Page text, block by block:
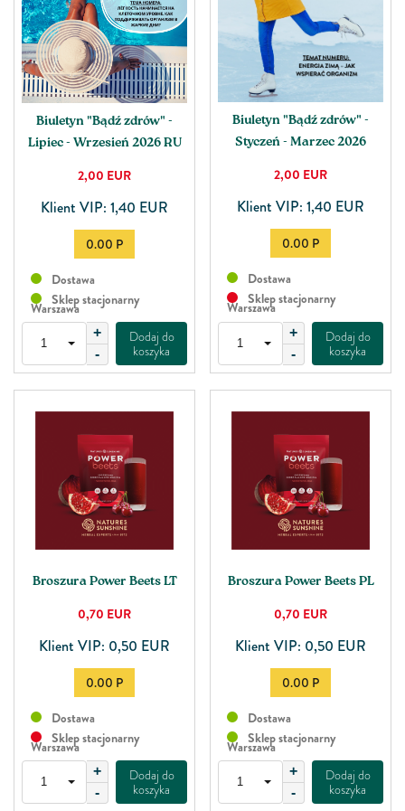
Biuletyn "Bądź zdrów" -
Lipiec - Wrzesień 2026 RU
2,00 EUR
Klient VIP: 1,40 EUR
0.00 P
Dostawa
Sklep stacjonarny
Warszawa
+
-
Dodaj do
koszyka
Biuletyn "Bądź zdrów" -
Styczeń - Marzec 2026
2,00 EUR
Klient VIP: 1,40 EUR
0.00 P
Dostawa
Sklep stacjonarny
Warszawa
+
-
Dodaj do
koszyka
Broszura Power Beets LT
0,70 EUR
Klient VIP: 0,50 EUR
0.00 P
Dostawa
Sklep stacjonarny
Warszawa
+
-
Dodaj do
koszyka
Broszura Power Beets PL
0,70 EUR
Klient VIP: 0,50 EUR
0.00 P
Dostawa
Sklep stacjonarny
Warszawa
+
-
Dodaj do
koszyka